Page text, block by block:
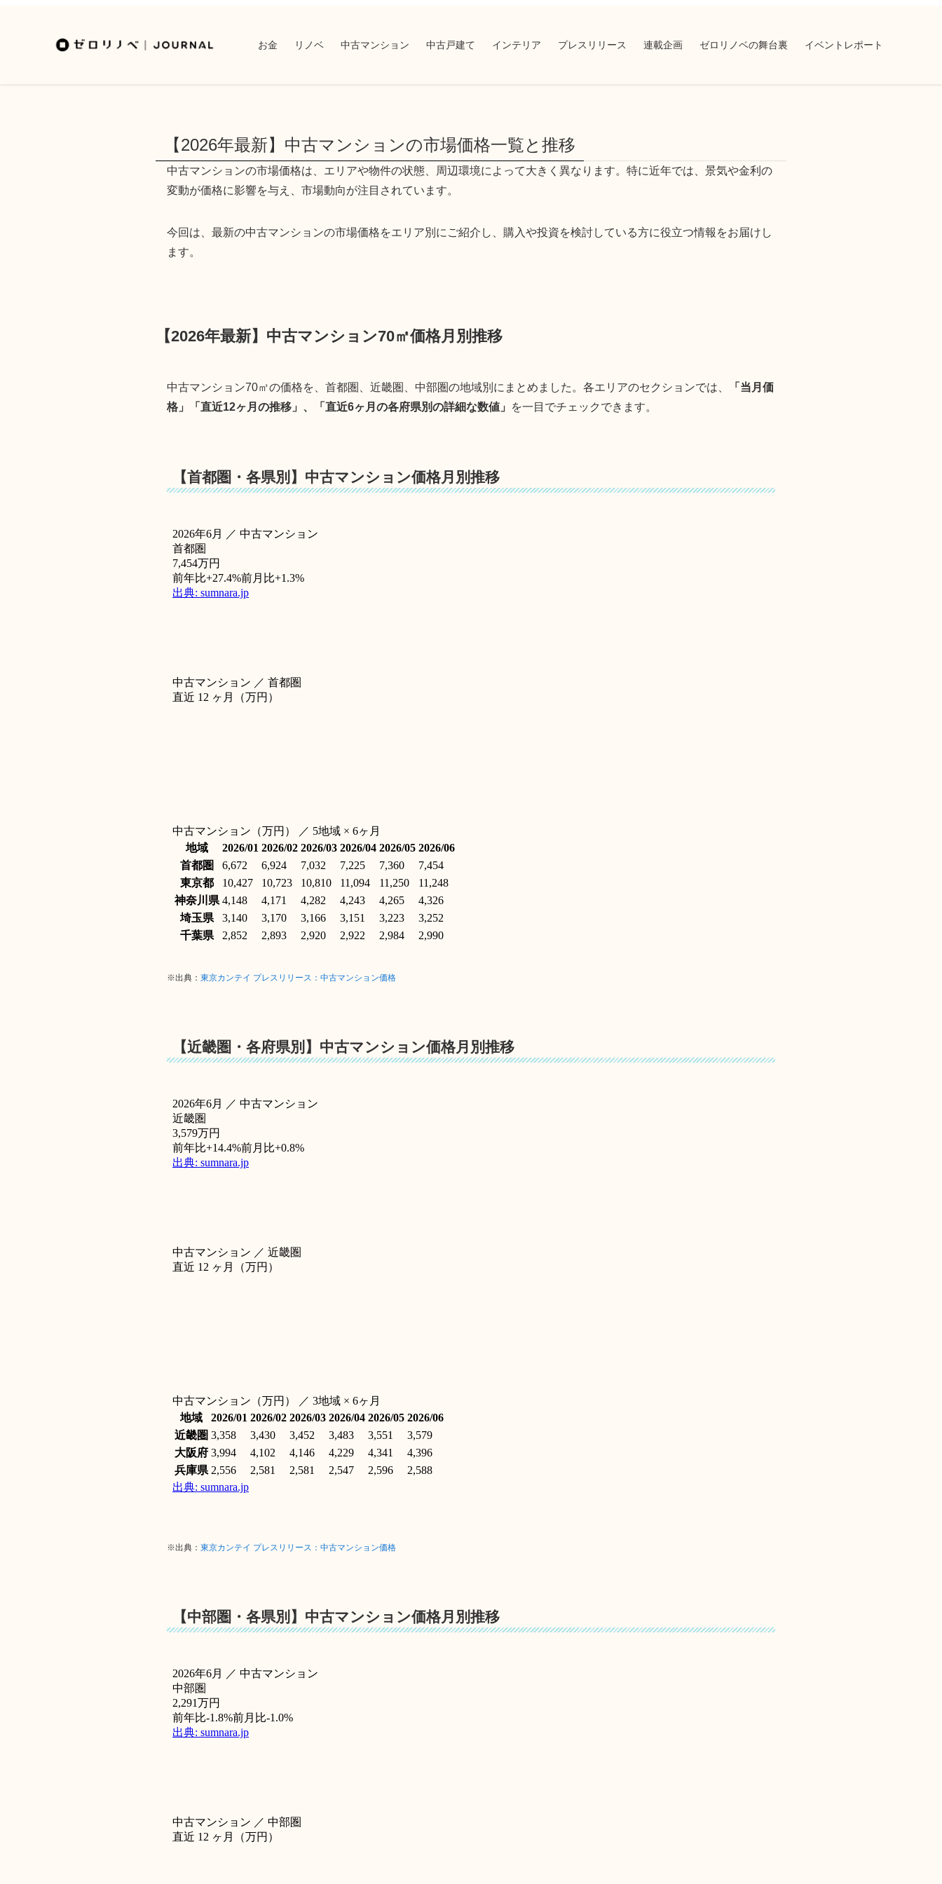
お金 リノベ 中古マンション 中古戸建て インテリア プレスリリース 連載企画 ゼロリノベの舞台裏 イベントレポート
【2026年最新】中古マンションの市場価格一覧と推移
中古マンションの市場価格は、エリアや物件の状態、周辺環境によって大きく異なります。特に近年では、景気や金利の
変動が価格に影響を与え、市場動向が注目されています。
今回は、最新の中古マンションの市場価格をエリア別にご紹介し、購入や投資を検討している方に役立つ情報をお届けし
ます。
【2026年最新】中古マンション70㎡価格月別推移
中古マンション70㎡の価格を、首都圏、近畿圏、中部圏の地域別にまとめました。各エリアのセクションでは、
「当月価
格」「直近12ヶ月の推移」、「直近6ヶ月の各府県別の詳細な数値」
を一目でチェックできます。
【首都圏・各県別】中古マンション価格月別推移
※出典： 東京カンテイ プレスリリース：中古マンション価格
【近畿圏・各府県別】中古マンション価格月別推移
※出典： 東京カンテイ プレスリリース：中古マンション価格
【中部圏・各県別】中古マンション価格月別推移